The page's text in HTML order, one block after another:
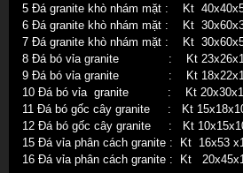
5 Đá granite khò nhám mặt : Kt
6 Đá granite khò nhám mặt : Kt
7 Đá granite khò nhám mặt : Kt
8 Đá bó vỉa granite : Kt
9 Đá bó vỉa granite : Kt
10 Đá bó vỉa granite : Kt
11 Đá bó gốc cây granite : Kt
12 Đá bó gốc cây granite : Kt
15 Đá vỉa phân cách granite : Kt 16x53
16 Đá vỉa phân cách granite : Kt